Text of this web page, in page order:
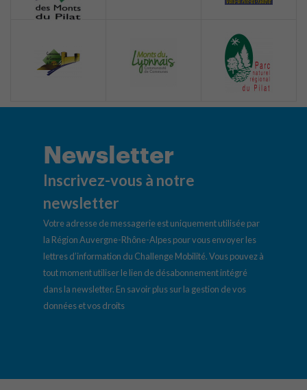
Newsletter
Inscrivez-vous à notre
newsletter
Votre adresse de messagerie est uniquement utilisée par
la Région Auvergne-Rhône-Alpes pour vous envoyer les
lettres d’information du Challenge Mobilité. Vous pouvez à
tout moment utiliser le lien de désabonnement intégré
dans la newsletter. En savoir plus sur la gestion de vos
données et vos droits